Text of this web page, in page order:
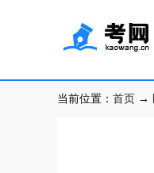
当前位置： 首页 →